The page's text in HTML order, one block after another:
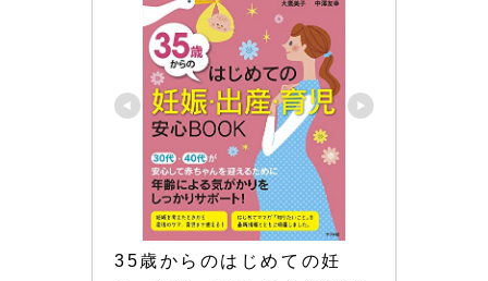
35歳からのはじめての妊